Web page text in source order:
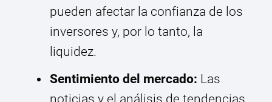
pueden afectar la confianza de los
inversores y, por lo tanto, la
liquidez.
Sentimiento del mercado: Las
noticias y el análisis de tendencias